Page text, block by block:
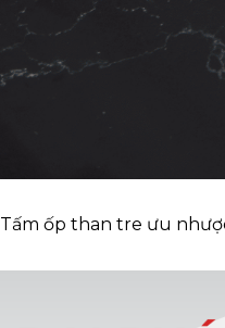
Tấm ốp than tre ưu